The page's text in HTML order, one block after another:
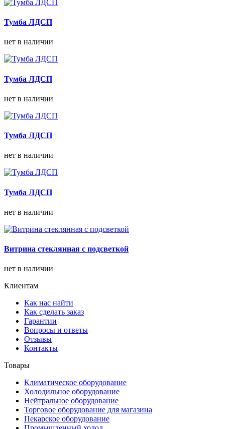
Тумба ЛДСП
нет в наличии
Тумба ЛДСП
нет в наличии
Тумба ЛДСП
нет в наличии
Тумба ЛДСП
нет в наличии
Витрина стеклянная с подсветкой
нет в наличии
Клиентам
Как нас найти
Как сделать заказ
Гарантии
Вопросы и ответы
Отзывы
Контакты
Товары
Климатическое оборудование
Холодильное оборудование
Нейтральное оборудование
Торговое оборудование для магазина
Пекарское оборудование